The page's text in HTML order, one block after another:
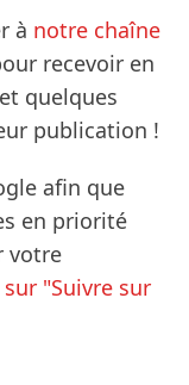
à notre chaîne
recevoir en
quelques
publication !
afin que
en priorité
votre
"Suivre sur